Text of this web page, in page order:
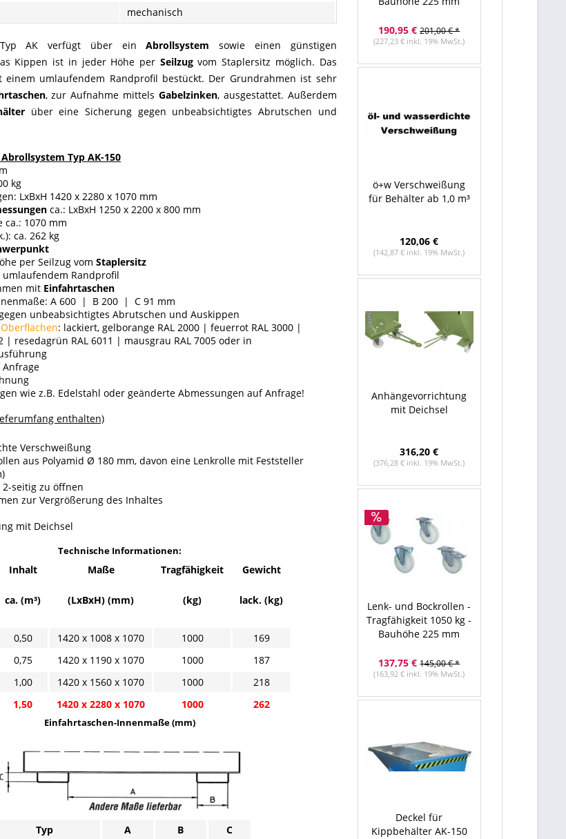
mechanisch
Typ AK verfügt über einAbrollsystem sowie einen günstigen
Kippen ist in jeder Höhe per Seilzugvom Staplersitz möglich. Das
einem umlaufendem Randprofil bestückt. Der Grundrahmen ist sehr
, zur Aufnahme mittels Gabelzinken, ausgestattet. Außerdem
über eine Sicherung gegen unbeabsichtigtes Abrutschen und
Typ AK-150
kg
LxBxH 1420 x 2280 x 1070 mm
ca.: LxBxH 1250 x 2200 x 800 mm
ca.: 1070 mm
ca. 262 kg
per Seilzug vom Staplersitz
Randprofil
mit Einfahrtaschen
A 600 | B 200 | C 91 mm
unbeabsichtigtes Abrutschen und Auskippen
Oberflächen: lackiert, gelborange RAL 2000 | feuerrot RAL 3000 |
| resedagrün RAL 6011 | mausgrau RAL 7005 oder in
wie z.B. Edelstahl oder geänderte Abmessungen auf Anfrage!
enthalten)
Verschweißung
aus Polyamid Ø 180 mm, davon eine Lenkrolle mit Feststeller
2-seitig zu öffnen
zur Vergrößerung des Inhaltes
mit Deichsel
Technische Informationen:
Inhalt
ca. (m³)
Maße
(LxBxH) (mm)
Tragfähigkeit
(kg)
Gewicht
lack. (kg)
0,50 1420 x 1008 x 1070 1000
169
0,75 1420 x 1190 x 1070 1000
187
1,00 1420 x 1560 x 1070 1000
218
1,50 1420 x 2280 x 1070 1000 262
Einfahrtaschen-Innenmaße (mm)
Typ A B
C
190,95 € 201,00 € *
(227,23 € inkl. 19% MwSt.)
ö+w Verschweißung
für Behälter ab 1,0 m³
120,06 €
(142,87 € inkl. 19% MwSt.)
Anhängevorrichtung
mit Deichsel
316,20 €
(376,28 € inkl. 19% MwSt.)
Lenk- und Bockrollen -
Tragfähigkeit 1050 kg -
Bauhöhe 225 mm
137,75 € 145,00 € *
(163,92 € inkl. 19% MwSt.)
Deckel für
Kippbehälter AK-150